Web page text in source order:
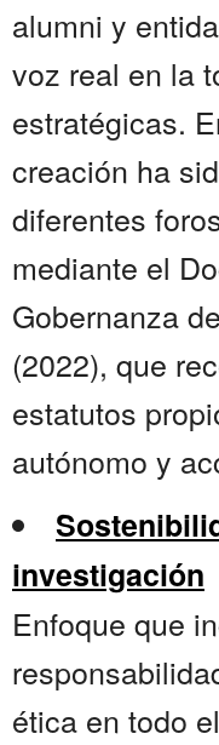
alumni y
voz real en la
estratégicas.
creación ha
diferentes
mediante el
Gobernanza
(2022), que
estatutos
autónomo y
investigación
Enfoque que
ética en todo